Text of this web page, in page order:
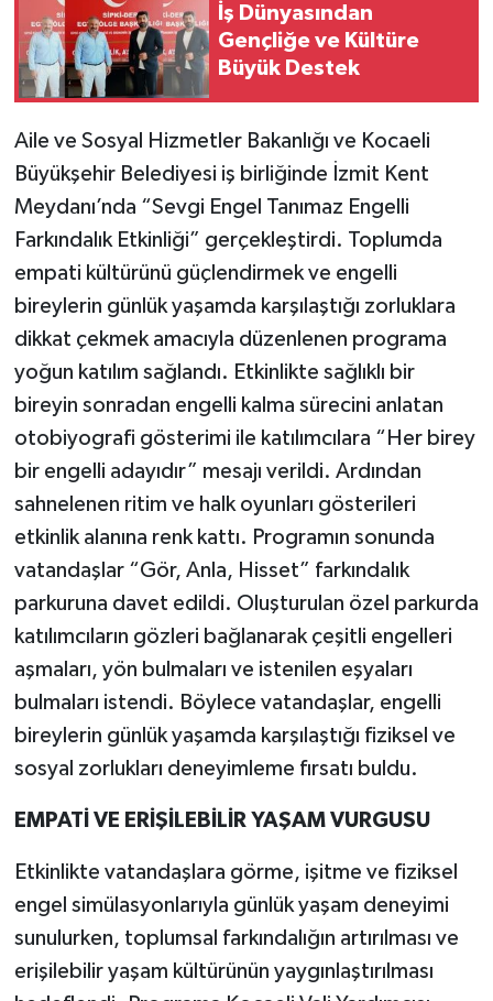
İş Dünyasından
Gençliğe ve Kültüre
Büyük Destek
Aile ve Sosyal Hizmetler Bakanlığı ve Kocaeli
Büyükşehir Belediyesi iş birliğinde İzmit Kent
Meydanı’nda “Sevgi Engel Tanımaz Engelli
Farkındalık Etkinliği” gerçekleştirdi. Toplumda
empati kültürünü güçlendirmek ve engelli
bireylerin günlük yaşamda karşılaştığı zorluklara
dikkat çekmek amacıyla düzenlenen programa
yoğun katılım sağlandı. Etkinlikte sağlıklı bir
bireyin sonradan engelli kalma sürecini anlatan
otobiyografi gösterimi ile katılımcılara “Her birey
bir engelli adayıdır” mesajı verildi. Ardından
sahnelenen ritim ve halk oyunları gösterileri
etkinlik alanına renk kattı. Programın sonunda
vatandaşlar “Gör, Anla, Hisset” farkındalık
parkuruna davet edildi. Oluşturulan özel parkurda
katılımcıların gözleri bağlanarak çeşitli engelleri
aşmaları, yön bulmaları ve istenilen eşyaları
bulmaları istendi. Böylece vatandaşlar, engelli
bireylerin günlük yaşamda karşılaştığı fiziksel ve
sosyal zorlukları deneyimleme fırsatı buldu.
EMPATİ VE ERİŞİLEBİLİR YAŞAM VURGUSU
Etkinlikte vatandaşlara görme, işitme ve fiziksel
engel simülasyonlarıyla günlük yaşam deneyimi
sunulurken, toplumsal farkındalığın artırılması ve
erişilebilir yaşam kültürünün yaygınlaştırılması